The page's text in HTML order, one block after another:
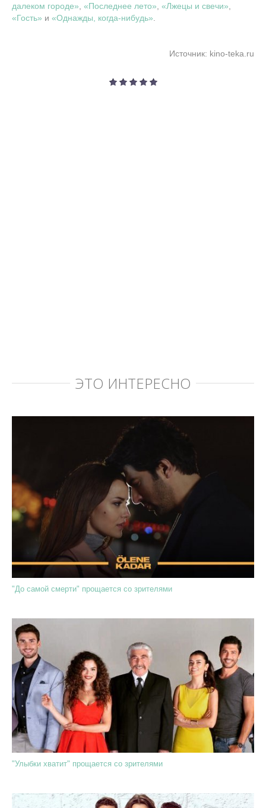
далеком городе» «Последнее лето» «Лжецы и свечи»
«Гость» и «Однажды, когда-нибудь»
Источник: kino-teka.ru
ЭТО ИНТЕРЕСНО
"До самой смерти" прощается со зрителями
"Улыбки хватит" прощается со зрителями